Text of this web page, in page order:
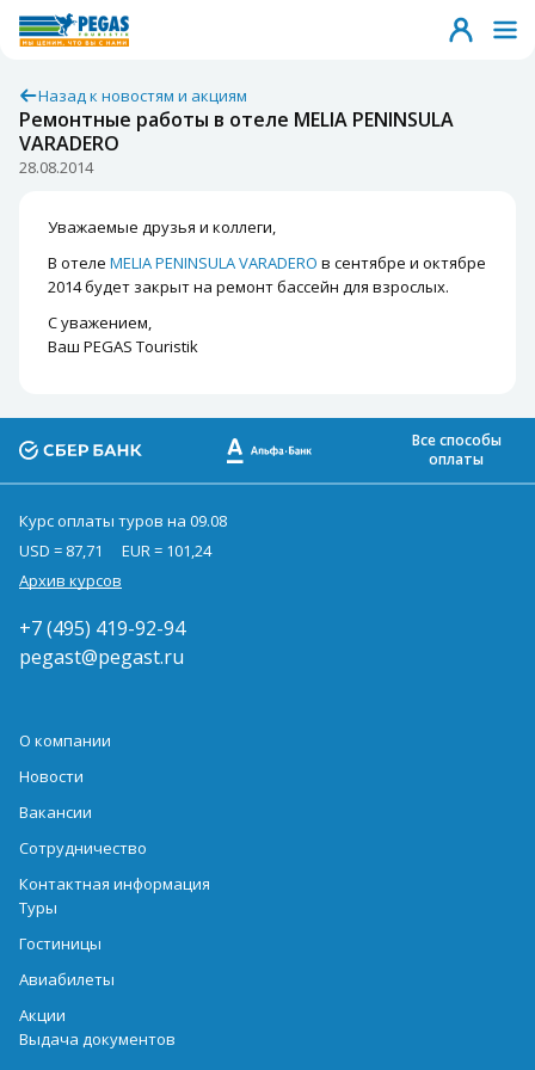
Назад к новостям и акциям
Ремонтные работы в отеле MELIA PENINSULA
VARADERO
28.08.2014
Уважаемые друзья и коллеги,
В отеле MELIA PENINSULA VARADERO в сентябре и октябре
2014 будет закрыт на ремонт бассейн для взрослых.
С уважением,
Ваш PEGAS Touristik
Все способы
оплаты
Курс оплаты туров на 09.08
USD = 87,71
EUR = 101,24
Архив курсов
+7 (495) 419-92-94
pegast@pegast.ru
О компании
Новости
Вакансии
Сотрудничество
Контактная информация
Туры
Гостиницы
Авиабилеты
Акции
Выдача документов